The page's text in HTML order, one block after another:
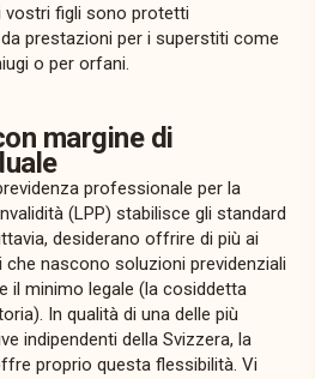
vostri figli sono protetti
prestazioni per i superstiti come
o per orfani.
margine di
professionale per la
(LPP) stabilisce gli standard
desiderano offrire di più ai
che nascono soluzioni previdenziali
il minimo legale (la cosiddetta
In qualità di una delle più
indipendenti della Svizzera, la
proprio questa flessibilità. Vi